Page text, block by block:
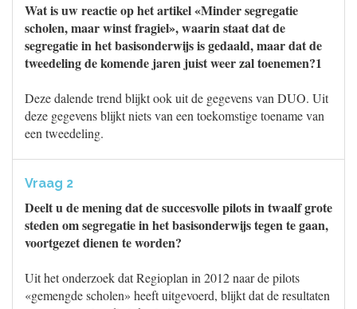
Wat is uw reactie op het artikel «Minder segregatie
scholen, maar winst fragiel», waarin staat dat de
segregatie in het basisonderwijs is gedaald, maar dat de
tweedeling de komende jaren juist weer zal toenemen?1
Deze dalende trend blijkt ook uit de gegevens van DUO. Uit
deze gegevens blijkt niets van een toekomstige toename van
een tweedeling.
Vraag 2
Deelt u de mening dat de succesvolle pilots in twaalf grote
steden om segregatie in het basisonderwijs tegen te gaan,
voortgezet dienen te worden?
Uit het onderzoek dat Regioplan in 2012 naar de pilots
«gemengde scholen» heeft uitgevoerd, blijkt dat de resultaten